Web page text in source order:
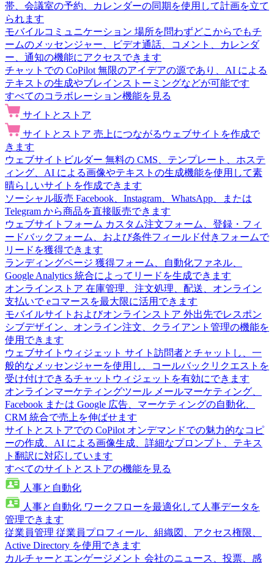
帯、会議室の予約、カレンダーの同期を使用して計画を立て
られます
モバイルコミュニケーション 場所を問わずどこからでもチ
ームのメッセンジャー、ビデオ通話、コメント、カレンダ
ー、通知の機能にアクセスできます
チャットでの CoPilot 無限のアイデアの源であり、AI による
テキストの生成やブレインストーミングなどが可能です
すべてのコラボレーション機能を見る
サイトとストア
サイトとストア 売上につながるウェブサイトを作成で
きます
ウェブサイトビルダー 無料の CMS、テンプレート、ホステ
ィング、AI による画像やテキストの生成機能を使用して素
晴らしいサイトを作成できます
ソーシャル販売 Facebook、Instagram、WhatsApp、または
Telegram から商品を直接販売できます
ウェブサイトフォーム カスタム注文フォーム、登録・フィ
ードバックフォーム、および条件フィールド付きフォームで
リードを獲得できます
ランディングページ 獲得フォーム、自動化ファネル、
Google Analytics 統合によってリードを生成できます
オンラインストア 在庫管理、注文処理、配送、オンライン
支払いで eコマースを最大限に活用できます
モバイルサイトおよびオンラインストア 外出先でレスポン
シブデザイン、オンライン注文、クライアント管理の機能を
使用できます
ウェブサイトウィジェット サイト訪問者とチャットし、一
般的なメッセンジャーを使用し、コールバックリクエストを
受け付けできるチャットウィジェットを有効にできます
オンラインマーケティングツール メールマーケティング、
Facebook または Google 広告、マーケティングの自動化、
CRM 統合で売上を伸ばせます
サイトとストアでの CoPilot オンデマンドでの魅力的なコピ
ーの作成、AI による画像生成、詳細なプロンプト、テキス
ト翻訳に対応しています
すべてのサイトとストアの機能を見る
人事と自動化
人事と自動化 ワークフローを最適化して人事データを
管理できます
従業員管理 従業員プロフィール、組織図、アクセス権限、
Active Directory を使用できます
カルチャーとエンゲージメント 会社のニュース、投票、感